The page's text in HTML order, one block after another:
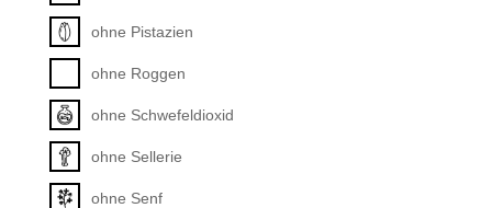
ohne Pistazien
ohne Roggen
ohne Schwefeldioxid
ohne Sellerie
ohne Senf